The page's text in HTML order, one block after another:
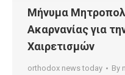
Μήνυμα
Ακαρνανίας για
Χαιρετισμών
orthodox news today By